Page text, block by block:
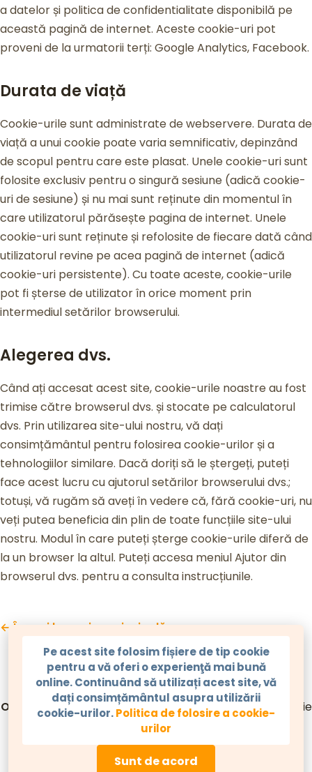
a datelor și politica de confidentialitate disponibilă pe
această pagină de internet. Aceste cookie-uri pot
proveni de la urmatorii terți: Google Analytics, Facebook.
Durata de viață
Cookie-urile sunt administrate de webservere. Durata de
viață a unui cookie poate varia semnificativ, depinzând
de scopul pentru care este plasat. Unele cookie-uri sunt
folosite exclusiv pentru o singură sesiune (adică cookie-
uri de sesiune) și nu mai sunt reținute din momentul în
care utilizatorul părăsește pagina de internet. Unele
cookie-uri sunt reținute și refolosite de fiecare dată când
utilizatorul revine pe acea pagină de internet (adică
cookie-uri persistente). Cu toate aceste, cookie-urile
pot fi șterse de utilizator în orice moment prin
intermediul setărilor browserului.
Alegerea dvs.
Când ați accesat acest site, cookie-urile noastre au fost
trimise către browserul dvs. și stocate pe calculatorul
dvs. Prin utilizarea site-ului nostru, vă dați
consimțământul pentru folosirea cookie-urilor și a
tehnologiilor similare. Dacă doriți să le ștergeți, puteți
face acest lucru cu ajutorul setărilor browserului dvs.;
totuși, vă rugăm să aveți în vedere că, fără cookie-uri, nu
veți putea beneficia din plin de toate funcțiile site-ului
nostru. Modul în care puteți șterge cookie-urile diferă de
la un browser la altul. Puteți accesa meniul Ajutor din
browserul dvs. pentru a consulta instrucțiunile.
← Înapoi la pagina principală
ODOO este prezent în România prinDiginesis, companie
certificată și partener
Pe acest site folosim fișiere de tip cookie
pentru a vă oferi o experienţă mai bună
online. Continuând să utilizați acest site, vă
dați consimțământul asupra utilizării
cookie-urilor.Politica de folosire a cookie-
urilor
Sunt de acord